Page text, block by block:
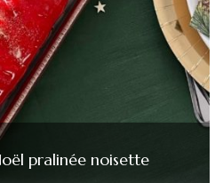
pralinée noisette